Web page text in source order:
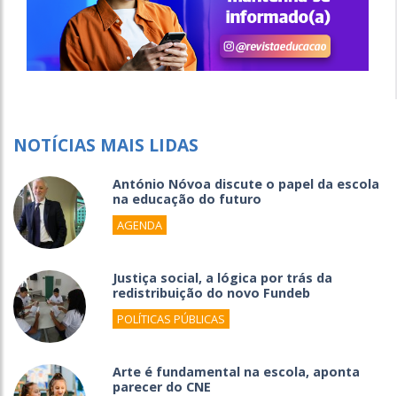
NOTÍCIAS MAIS LIDAS
António Nóvoa discute o papel da escola
na educação do futuro
AGENDA
Justiça social, a lógica por trás da
redistribuição do novo Fundeb
POLÍTICAS PÚBLICAS
Arte é fundamental na escola, aponta
parecer do CNE